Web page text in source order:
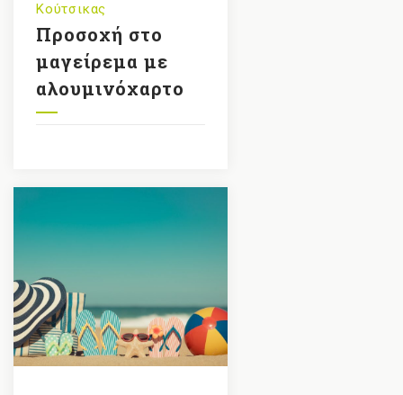
Κούτσικας
Προσοχή στο
μαγείρεμα με
αλουμινόχαρτο